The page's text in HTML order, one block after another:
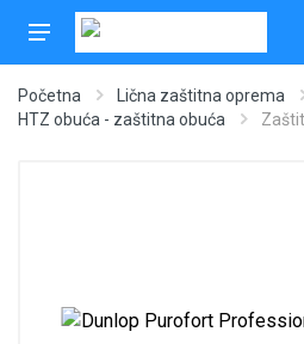
Početna
Lična zaštitna oprema
HTZ obuća - zaštitna obuća